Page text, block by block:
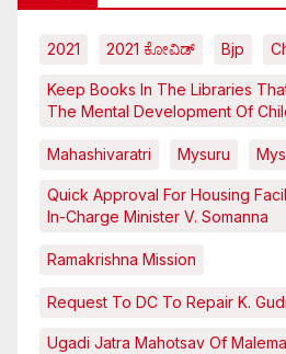
2021 2021 ಕೋವಿಡ್‌ Bjp
Keep Books In The Libraries
The Mental Development Of
Mahashivaratri Mysuru
Quick Approval For Housing
In-Charge Minister V. Somanna
Ramakrishna Mission
Request To DC To Repair K.
Ugadi Jatra Mahotsav Of